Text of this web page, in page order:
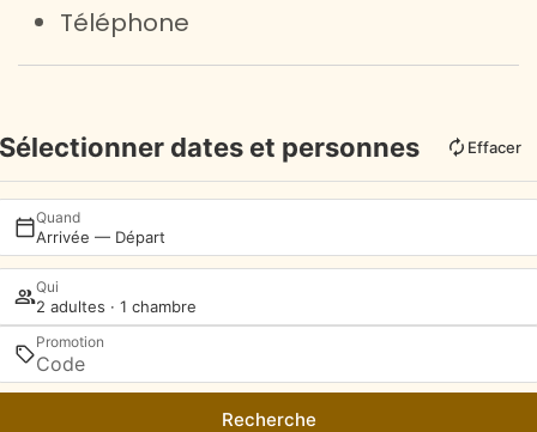
Téléphone
Sélectionner dates et personnes Effacer
Quand
Arrivée — Départ
Qui
2 adultes · 1 chambre
Promotion
Recherche